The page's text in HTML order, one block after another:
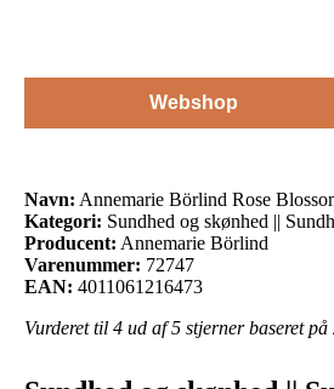
Webshop
Navn: Annemarie Börlind Rose
Kategori: Sundhed og skønhed ||
Producent: Annemarie Börlind
Varenummer: 72747
EAN: 4011061216473
Vurderet til 4 ud af 5 stjerner baseret på